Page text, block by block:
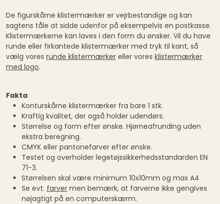
De figurskårne klistermærker er vejrbestandige og kan
sagtens tåle at sidde udenfor på eksempelvis en postkasse.
Klistermærkerne kan laves i den form du ønsker. Vil du have
runde eller firkantede klistermærker med tryk til kant, så
vælg vores runde klistermærker eller vores klistermærker
med logo.
Fakta
Konturskårne klistermærker fra bare 1 stk.
Kraftig kvalitet, der også holder udendørs.
Størrelse og form efter ønske. Hjørneafrunding uden
ekstra beregning.
CMYK eller pantonefarver efter ønske.
Testet og overholder legetøjssikkerhedsstandarden EN
71-3.
Størrelsen skal være minimum 10x10mm og max A4
Se evt. farver men bemærk, at farverne ikke gengives
nøjagtigt på en computerskærm.